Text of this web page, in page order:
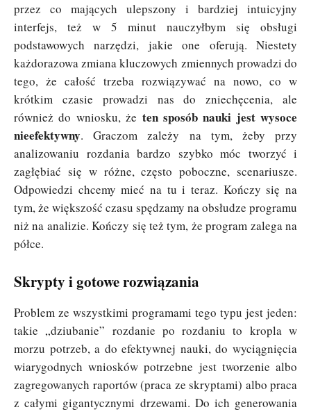
przez co mających ulepszony i bardziej intuicyjny
interfejs, też w 5 minut nauczyłbym się obsługi
podstawowych narzędzi, jakie one oferują. Niestety
każdorazowa zmiana kluczowych zmiennych prowadzi do
tego, że całość trzeba rozwiązywać na nowo, co w
krótkim czasie prowadzi nas do zniechęcenia, ale
również do wniosku, że ten sposób nauki jest wysoce
nieefektywny. Graczom zależy na tym, żeby przy
analizowaniu rozdania bardzo szybko móc tworzyć i
zagłębiać się w różne, często poboczne, scenariusze.
Odpowiedzi chcemy mieć na tu i teraz. Kończy się na
tym, że większość czasu spędzamy na obsłudze programu
niż na analizie. Kończy się też tym, że program zalega na
półce.
Skrypty i gotowe rozwiązania
Problem ze wszystkimi programami tego typu jest jeden:
takie „dziubanie” rozdanie po rozdaniu to kropla w
morzu potrzeb, a do efektywnej nauki, do wyciągnięcia
wiarygodnych wniosków potrzebne jest tworzenie albo
zagregowanych raportów (praca ze skryptami) albo praca
z całymi gigantycznymi drzewami. Do ich generowania